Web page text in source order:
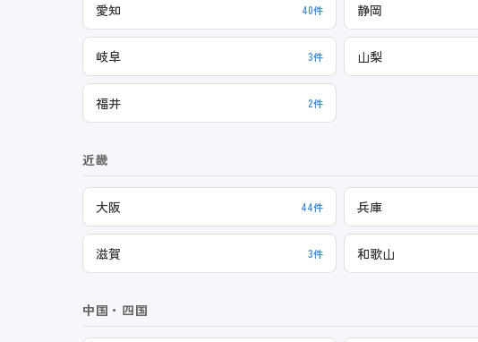
愛知 40件 静岡
岐阜 3件 山梨
福井 2件
近畿
大阪 44件 兵庫
滋賀 3件 和歌山
中国・四国